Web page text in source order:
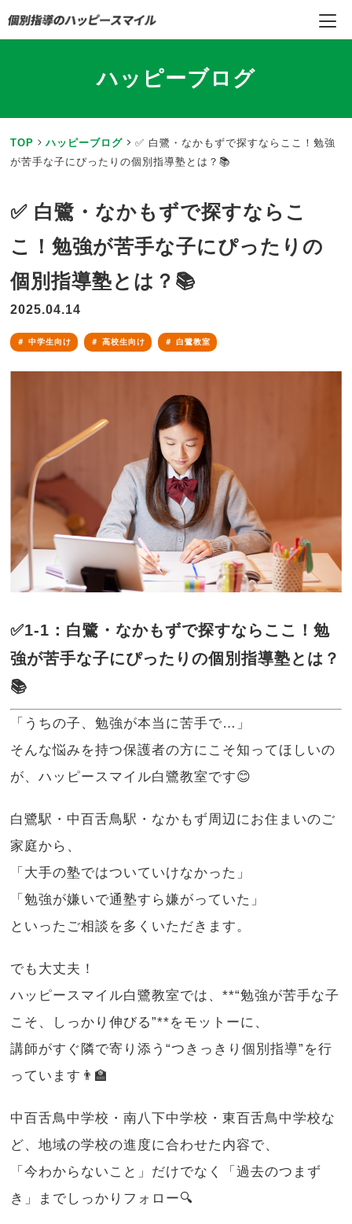
ハッピーブログ
TOP ハッピーブログ
✅ 白鷺・なかもずで探すならここ！勉強
が苦手な子にぴったりの個別指導塾とは？📚
✅ 白鷺・なかもずで探すならこ
こ！勉強が苦手な子にぴったりの
個別指導塾とは？📚
2025.04.14
中学生向け 高校生向け 白鷺教室
✅1-1：白鷺・なかもずで探すならここ！勉
強が苦手な子にぴったりの個別指導塾とは？
📚
「うちの子、勉強が本当に苦手で…」
そんな悩みを持つ保護者の方にこそ知ってほしいの
が、ハッピースマイル白鷺教室です😊
白鷺駅・中百舌鳥駅・なかもず周辺にお住まいのご
家庭から、
「大手の塾ではついていけなかった」
「勉強が嫌いで通塾すら嫌がっていた」
といったご相談を多くいただきます。
でも大丈夫！
ハッピースマイル白鷺教室では、**“勉強が苦手な子
こそ、しっかり伸びる”**をモットーに、
講師がすぐ隣で寄り添う“つきっきり個別指導”を行
っています👨‍🏫
中百舌鳥中学校・南八下中学校・東百舌鳥中学校な
ど、地域の学校の進度に合わせた内容で、
「今わからないこと」だけでなく「過去のつまず
き」までしっかりフォロー🔍